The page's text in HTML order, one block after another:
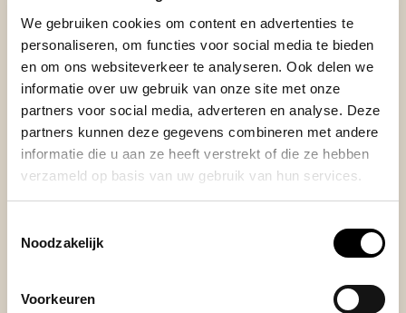
We gebruiken cookies om content en advertenties te
personaliseren, om functies voor social media te bieden
en om ons websiteverkeer te analyseren. Ook delen we
informatie over uw gebruik van onze site met onze
partners voor social media, adverteren en analyse. Deze
partners kunnen deze gegevens combineren met andere
informatie die u aan ze heeft verstrekt of die ze hebben
verzameld op basis van uw gebruik van hun services.
Noodzakelijk
Voorkeuren
REVIEWS Add your review
Posted on 30 October 2024 at 13:03 door Bernad
Heb ik niet. Kado voor mijn zoon, gaat dit volgend jaar
gebruiken in zijn nieuwe huis.